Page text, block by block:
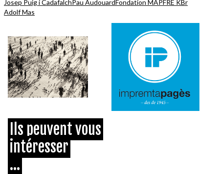
Josep Puig i CadafalchPau AudouardFondation MAPFRE KBr
Adolf Mas
Ils peuvent vous
intéresser
...